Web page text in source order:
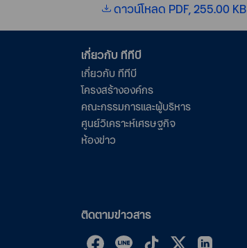
ดาวน์โหลด PDF, 255.00 KB
เกี่ยวกับ ทีทีบี
เกี่ยวกับ ทีทีบี
โครงสร้างองค์กร
คณะกรรมการและผู้บริหาร
ศูนย์วิเคราะห์เศรษฐกิจ
ห้องข่าว
ติดตามข่าวสาร